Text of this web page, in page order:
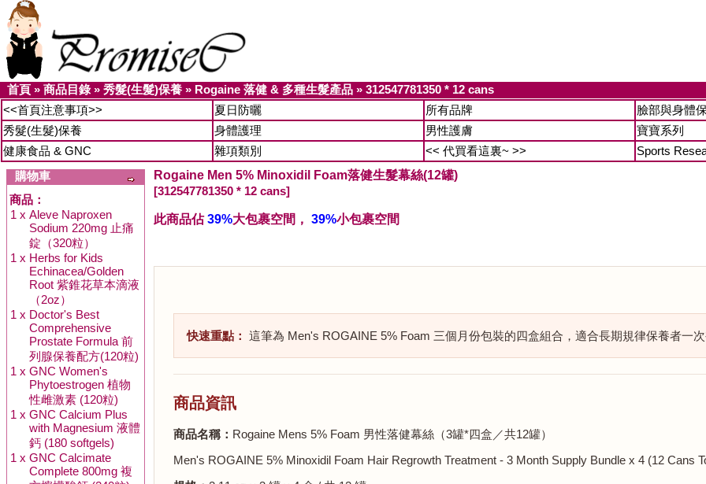
首頁 » 商品目錄» 秀髮(生髮)保養 » Rogaine 落健 & 多種生髮產品 » 312547781350 * 12 cans
<<首頁注意事項>>
夏日防曬 所有品牌
臉部與身體
秀髮(生髮)保養
身體護理 男性護膚
寶寶系列
健康食品 & GNC
雜項類別 << 代買看這裏~ >>
Sports
購物車
商品：
1 x Aleve Naproxen
Sodium 220mg 止痛
錠（320粒）
1 x Herbs for Kids
Echinacea/Golden
Root 紫錐花草本滴液
（2oz）
1 x Doctor's Best
Comprehensive
Prostate Formula 前
列腺保養配方(120粒)
1 x GNC Women's
Phytoestrogen 植物
性雌激素 (120粒)
1 x GNC Calcium Plus
with Magnesium 液體
鈣 (180 softgels)
1 x GNC Calcimate
Complete 800mg 複
Rogaine Men 5% Minoxidil Foam落健生髮幕絲(12罐)
[312547781350 * 12 cans]
此商品佔39%大包裹空間， 39%小包裹空間
快速重點： 這筆為 Men's ROGAINE 5% Foam 三個月份包裝的四盒組合，適合長期規律保養者一
商品資訊
商品名稱： Rogaine Mens 5% Foam 男性落健幕絲（3罐*四盒／共12罐）
Men's ROGAINE 5% Minoxidil Foam Hair Regrowth Treatment - 3 Month Supply Bundle x 4 (12 Cans